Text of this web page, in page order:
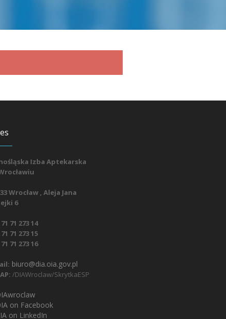
Izba Aptekarska
Wrocław , Aleja Jana
6
71 273 14
71 273 15
71 273 16
biuro@dia.oia.gov.pl
/DIAWroclaw/SkrytkaESP
on Facebook
on LinkedIn